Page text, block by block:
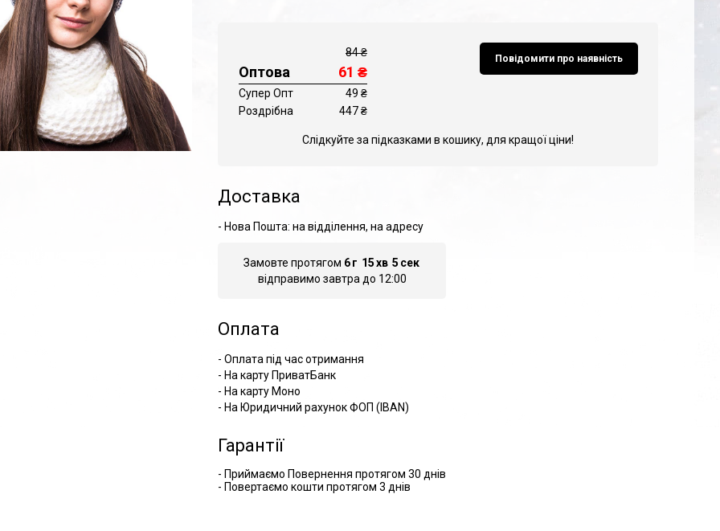
Повідомити про наявність
84₴
Оптова 61 ₴
Супер Опт
49 ₴
Роздрібна
447₴
Слідкуйте за підказками в кошику, для кращої ціни!
Доставка
- Нова Пошта: на відділення, на адресу
Замовте протягом 6 г 15хв 4 сек
відправимо завтра до 12:00
Оплата
- Оплата під час отримання
- На карту ПриватБанк
- На карту Моно
- На Юридичний рахунок ФОП (IBAN)
Гарантії
- Приймаємо Повернення протягом 30 днів
- Повертаємо кошти протягом 3 днів